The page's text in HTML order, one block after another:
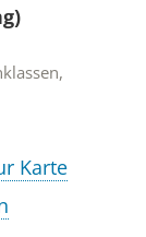
Karte